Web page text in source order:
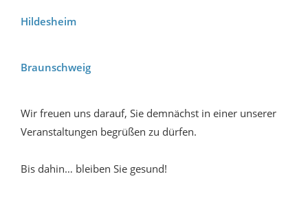
Hildesheim
Braunschweig
Wir freuen uns darauf, Sie demnächst in einer unserer
Veranstaltungen begrüßen zu dürfen.
Bis dahin… bleiben Sie gesund!